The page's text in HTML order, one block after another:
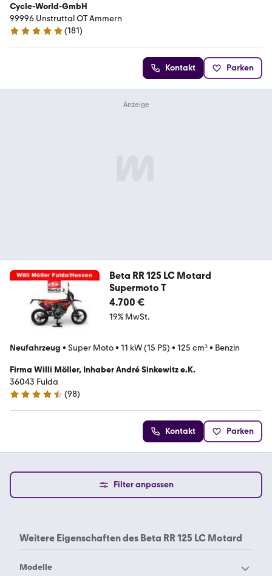
Cycle-World-GmbH
99996 Unstruttal OT Ammern
4.9 Sterne
(181)
Kontakt Parken
Beta RR 125 LC Motard
Supermoto T
4.700 €
19% MwSt.
Neufahrzeug • Super Moto• 11 kW (15 PS) • 125 cm³• Benzin
Firma Willi Möller, Inhaber André Sinkewitz e.K.
36043 Fulda
4.6 Sterne
(98)
Kontakt Parken
Filter anpassen
Weitere Eigenschaften des Beta RR 125 LC Motard
Modelle